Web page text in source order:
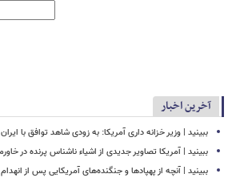
آخرین اخبار
ببینید | وزیر خزانه داری آمریکا: به زودی شاهد توافق با
ببینید | آمریکا تصاویر جدیدی از اشیاء ناشناس پرنده در
ببینید | آنچه از پهپادها و جنگنده‌های آمریکایی پس از